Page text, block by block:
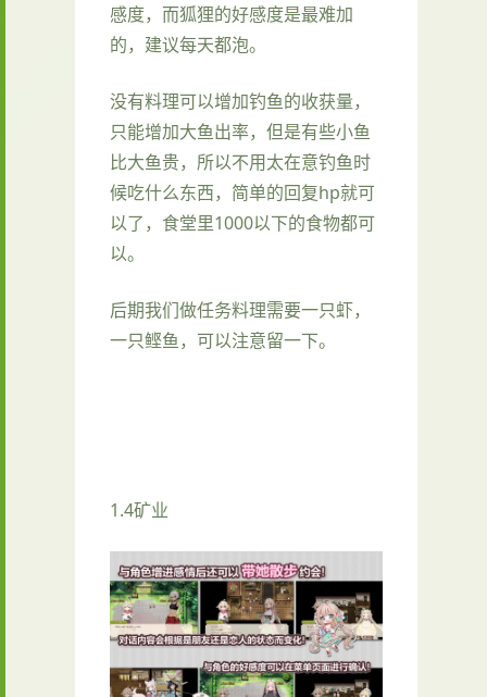
感度，而狐狸的好感度是最难加
的，建议每天都泡。
没有料理可以增加钓鱼的收获量，
只能增加大鱼出率，但是有些小鱼
比大鱼贵，所以不用太在意钓鱼时
候吃什么东西，简单的回复hp就可
以了，食堂里1000以下的食物都可
以。
后期我们做任务料理需要一只虾，
一只鲣鱼，可以注意留一下。
1.4矿业